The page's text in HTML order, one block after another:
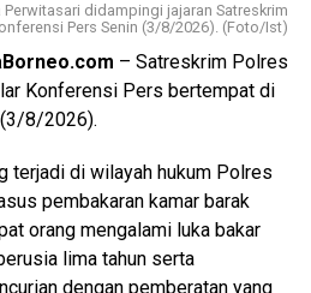
implementasi Posyandu 6
kolaborasi seluruh pihak mulai
kecamatan pemerintah
Posyandu hingga
sektor menjadi kunci agar
dan sosial dapat dideteksi
cepat dan tepat, ” katanya.
Perwitasari didampingi jajaran Satreskrim
Pers Senin (3/8/2026). (Foto/Ist)
– Satreskrim Polres
Konferensi Pers bertempat di
8/2026).
terjadi di wilayah hukum Polres
pembakaran kamar barak
orang mengalami luka bakar
lima tahun serta
dengan pemberatan yang